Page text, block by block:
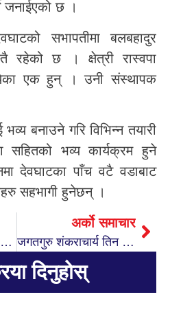
जनाईएको छ ।
सभापतीमा बलबहादुर
रहेको छ । क्षेत्री रास्वपा
एक हुन् । उनी संस्थापक
बनाउने गरि विभिन्न तयारी
सहितको भव्य कार्यक्रम हुने
देवघाटका पाँच वटै वडाबाट
सहभागी हुनेछन् ।
अस्पतालका कर्मचारीका लागि तनाव व्यवस्थापन कार्यक्रम सम्पन्न
अर्को समाचार
जगतगुरु शंकराचार्य तिन दिन देवघाटमा रहने
दिनुहोस्